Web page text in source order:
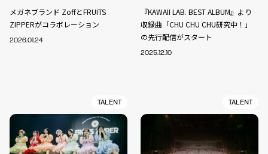
メガネブランド ZoffとFRUITS
ZIPPERがコラボレーション
2026.01.24
『KAWAII LAB. BEST ALBUM』より
収録曲「CHU CHU CHU研究中！」
の先行配信がスタート
2025.12.10
TALENT TALENT